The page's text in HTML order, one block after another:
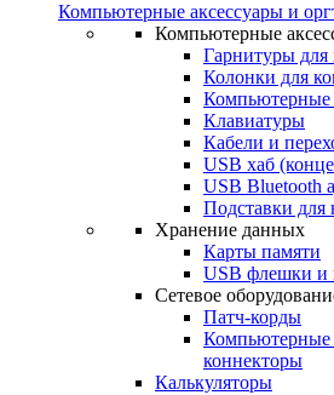
Компьютерные аксессуары и
Компьютерные
Гарнитуры для
Колонки для
Клавиатуры
Кабели и
USB хаб
USB Bluetooth
Подставки для
Хранение данных
Карты памяти
USB флешки и
Сетевое
Патч-корды
Компьютерные
коннекторы
Калькуляторы